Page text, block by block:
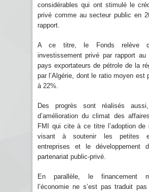
considérables qui ont stimulé le
privé comme au secteur public en
rapport.
A ce titre, le Fonds relève
investissement privé par rapport
pays exportateurs de pétrole de la
par l’Algérie, dont le ratio moyen est
à 22%.
Des progrès sont réalisés
d’amélioration du climat des
FMI qui cite à ce titre l’adoption de
visant à soutenir les petites
entreprises et le développement
partenariat public-privé.
En parallèle, le financement
l’économie ne s’est pas traduit